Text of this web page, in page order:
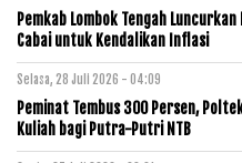
Pemkab Lombok Tengah
Cabai untuk Kendalikan Inflasi
Selasa, 28 Juli 2026 - 04:09
Peminat Tembus 300 Persen,
Kuliah bagi Putra-Putri NTB